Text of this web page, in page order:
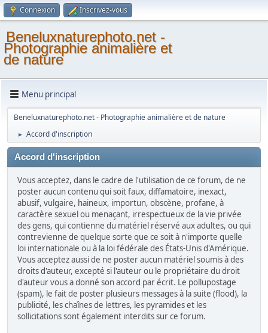
Connexion Inscrivez-vous
Beneluxnaturephoto.net -
Photographie animalière et
de nature
Menu principal
Beneluxnaturephoto.net - Photographie animalière et de nature
► Accord d'inscription
Accord d'inscription
Vous acceptez, dans le cadre de l'utilisation de ce forum, de ne
poster aucun contenu qui soit faux, diffamatoire, inexact,
abusif, vulgaire, haineux, importun, obscène, profane, à
caractère sexuel ou menaçant, irrespectueux de la vie privée
des gens, qui contienne du matériel réservé aux adultes, ou qui
contrevienne de quelque sorte que ce soit à n'importe quelle
loi internationale ou à la loi fédérale des États-Unis d'Amérique.
Vous acceptez aussi de ne poster aucun matériel soumis à des
droits d'auteur, excepté si l'auteur ou le propriétaire du droit
d'auteur vous a donné son accord par écrit. Le pollupostage
(spam), le fait de poster plusieurs messages à la suite (flood), la
publicité, les chaînes de lettres, les pyramides et les
sollicitations sont également interdits sur ce forum.